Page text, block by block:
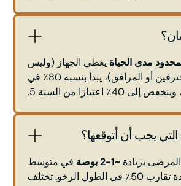
مدى الحياة يغطي الجهاز (وليس
رسوم المحترفين أو المرافق)، يبدأ بنسبة 80٪ في
40٪ اعتبارًا من السنة 5.
التي يجب أن أتوقعها؟
بزيادة ~1-2 بوصة
في متوسط
المحيط، مع زيادة تقارب 50٪ في الطول الرخو. تختلف